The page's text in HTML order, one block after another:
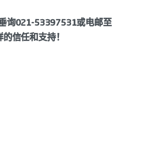
+获证后监督
实施规则 铅笔
实施规则 天然气硫磺法制工业二硫化碳
询021-53397531或电邮至
信任和支持！